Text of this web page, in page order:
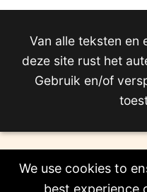
Van alle teksten en
deze site rust het
Gebruik en/of
We use cookies to
best experience